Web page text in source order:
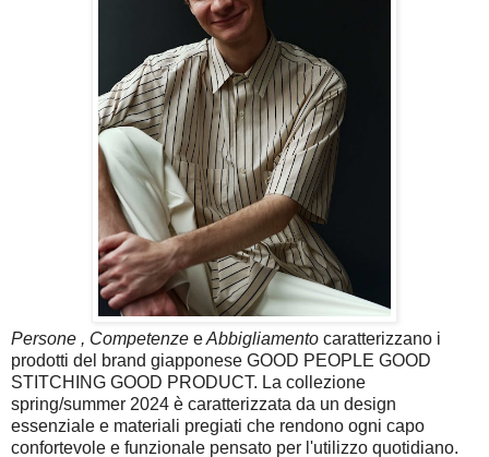
Persone , Competenze eAbbigliamento caratterizzano i
prodotti del brand giapponese GOOD PEOPLE GOOD
STITCHING GOOD PRODUCT. La collezione
spring/summer 2024 è caratterizzata da un design
essenziale e materiali pregiati che rendono ogni capo
confortevole e funzionale pensato per l'utilizzo quotidiano.